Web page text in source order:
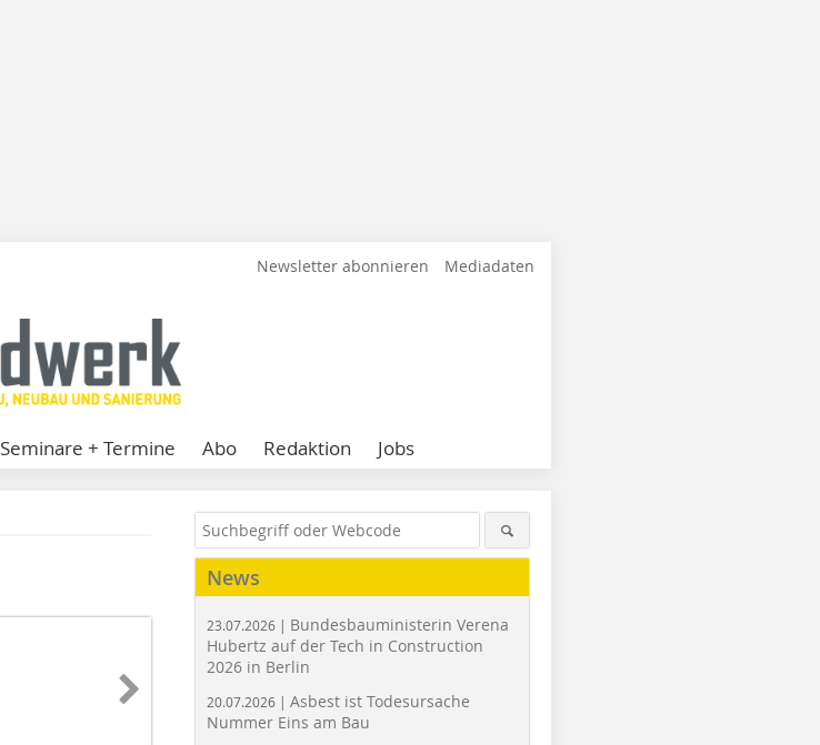
Newsletter abonnieren Mediadaten
Seminare + Termine Abo Redaktion Jobs
News
23.07.2026 | Bundesbauministerin Verena
Hubertz auf der Tech in Construction
2026 in Berlin
20.07.2026 | Asbest ist Todesursache
Nummer Eins am Bau